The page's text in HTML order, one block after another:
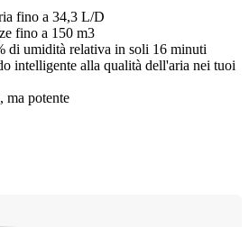
fino a 34,3 L/D
fino a 150 m3
di umidità relativa in soli 16 minuti
intelligente alla qualità dell'aria nei tuoi
ma potente